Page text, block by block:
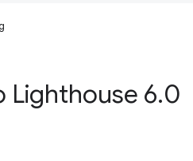
Lighthouse 6.0